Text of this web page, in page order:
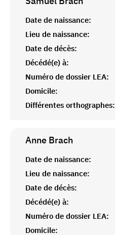
Date de naissance:
Lieu de naissance:
Date de décès:
Décédé(e) à:
Numéro de dossier LEA:
Domicile:
Différentes orthographes:
Anne Brach
Date de naissance:
Lieu de naissance:
Date de décès:
Décédé(e) à:
Numéro de dossier LEA:
Domicile: